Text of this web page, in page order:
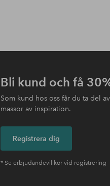
Bli kund och få
Som kund hos oss får du ta del
massor av inspiration.
Registrera dig
* Se erbjudandevillkor vid registrering